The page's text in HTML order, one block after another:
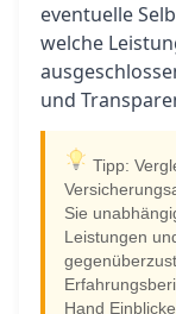
eventuelle
welche
und
Tipp:
Sie
Leistungen
Hand